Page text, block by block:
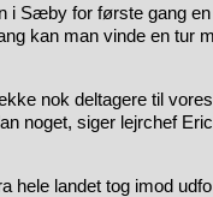
i Sæby for første gang
kan man vinde en tur
nok deltagere til
noget, siger lejrchef
hele landet tog imod